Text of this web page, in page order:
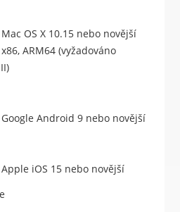
OS X 10.15 nebo novější
ARM64 (vyžadováno
Android 9 nebo novější
iOS 15 nebo novější